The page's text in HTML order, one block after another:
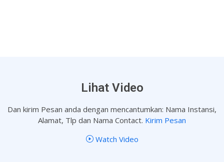
Lihat Video
Dan kirim Pesan anda dengan mencantumkan: Nama Instansi,
Alamat, Tlp dan Nama Contact. Kirim Pesan
Watch Video